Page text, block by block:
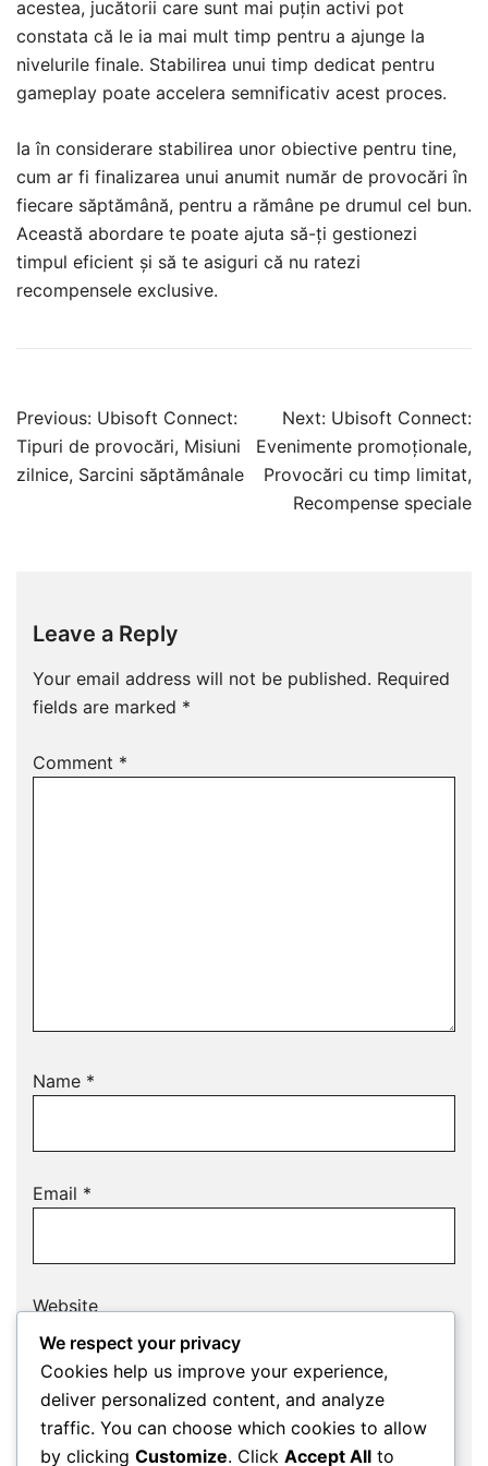
acestea, jucătorii care sunt mai puțin activi pot
constata că le ia mai mult timp pentru a ajunge la
nivelurile finale. Stabilirea unui timp dedicat pentru
gameplay poate accelera semnificativ acest proces.
Ia în considerare stabilirea unor obiective pentru tine,
cum ar fi finalizarea unui anumit număr de provocări în
fiecare săptămână, pentru a rămâne pe drumul cel bun.
Această abordare te poate ajuta să-ți gestionezi
timpul eficient și să te asiguri că nu ratezi
recompensele exclusive.
Post
navigation
Previous: Ubisoft Connect:
Tipuri de provocări, Misiuni
zilnice, Sarcini săptămânale
Next: Ubisoft Connect:
Evenimente promoționale,
Provocări cu timp limitat,
Recompense speciale
Leave a Reply
Your email address will not be published. Required
fields are marked *
Comment *
Name *
Email *
Website
Save my name, email, and website in this
browser for the next time I comment.
We respect your privacy
Cookies help us improve your experience,
deliver personalized content, and analyze
traffic. You can choose which cookies to allow
by clicking Customize. Click Accept All to